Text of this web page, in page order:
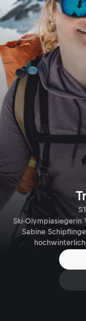
Ski-Olympiasiegerin
Sabine